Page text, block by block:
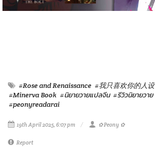
#Rose and Renaissance #我只喜欢你的人设
#Minerva Book #นิยายวายแปลจีน #รีวิวนิยายวาย
#peonyreadarai
19th April 2025, 6:07 pm ✿ Peony ✿
Report